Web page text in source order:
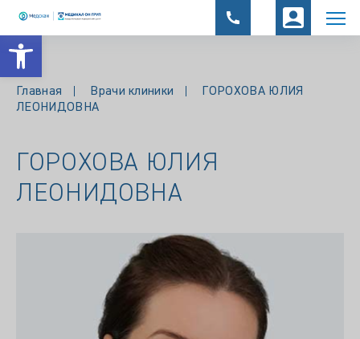
Открыть панель инструментов
Главная Врачи клиники
ГОРОХОВА ЮЛИЯ
ЛЕОНИДОВНА
ГОРОХОВА ЮЛИЯ
ЛЕОНИДОВНА